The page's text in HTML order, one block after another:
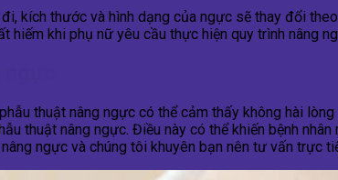
kích thước và hình dạng của ngực sẽ thay đổi
hiếm khi phụ nữ yêu cầu thực hiện quy trình nâng
thuật nâng ngực có thể cảm thấy không hài
thuật nâng ngực. Điều này có thể khiến bệnh
ngực và chúng tôi khuyên bạn nên tư vấn trực